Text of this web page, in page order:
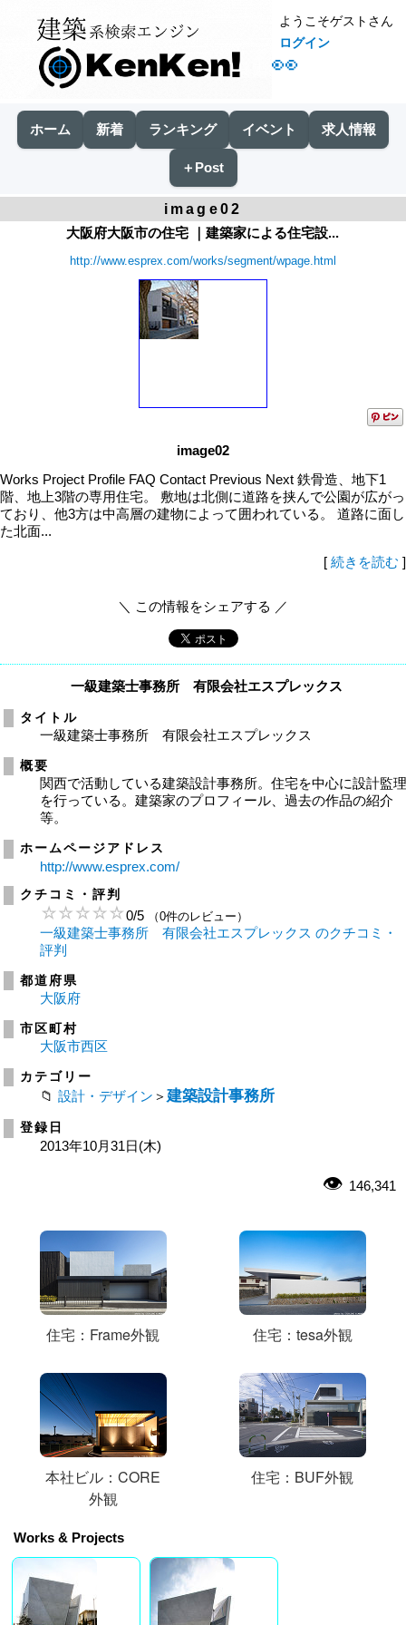
👀
ようこそゲストさん
ログイン
ホーム 新着 ランキング イベント 求人情報
＋Post
image02
大阪府大阪市の住宅 ｜建築家による住宅設...
http://www.esprex.com/works/segment/wpage.html
image02
Works Project Profile FAQ Contact Previous Next 鉄骨造、地下1
階、地上3階の専用住宅。 敷地は北側に道路を挟んで公園が広がっ
ており、他3方は中高層の建物によって囲われている。 道路に面し
た北面...
[ 続きを読む ]
＼ この情報をシェアする ／
一級建築士事務所 有限会社エスプレックス
タイトル
一級建築士事務所 有限会社エスプレックス
概要
関西で活動している建築設計事務所。住宅を中心に設計監
を行っている。建築家のプロフィール、過去の作品の紹介
等。
ホームページアドレス
http://www.esprex.com/
クチコミ・評判
0/5 （0件のレビュー）
一級建築士事務所 有限会社エスプレックス のクチコミ・
評判
都道府県
大阪府
市区町村
大阪市西区
カテゴリー
設計・デザイン ＞ 建築設計事務所
登録日
2013年10月31日(木)
146,341
住宅：Frame外観 住宅：tesa外観
本社ビル：CORE
外観
住宅：BUF外観
Works & Projects